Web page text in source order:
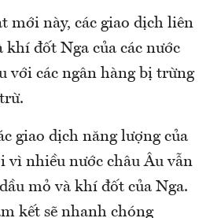
mới này, các giao dịch liên
khí đốt Nga của các nước
với các ngân hàng bị trừng
giao dịch năng lượng của
vì nhiều nước châu Âu vẫn
mỏ và khí đốt của Nga.
kết sẽ nhanh chóng